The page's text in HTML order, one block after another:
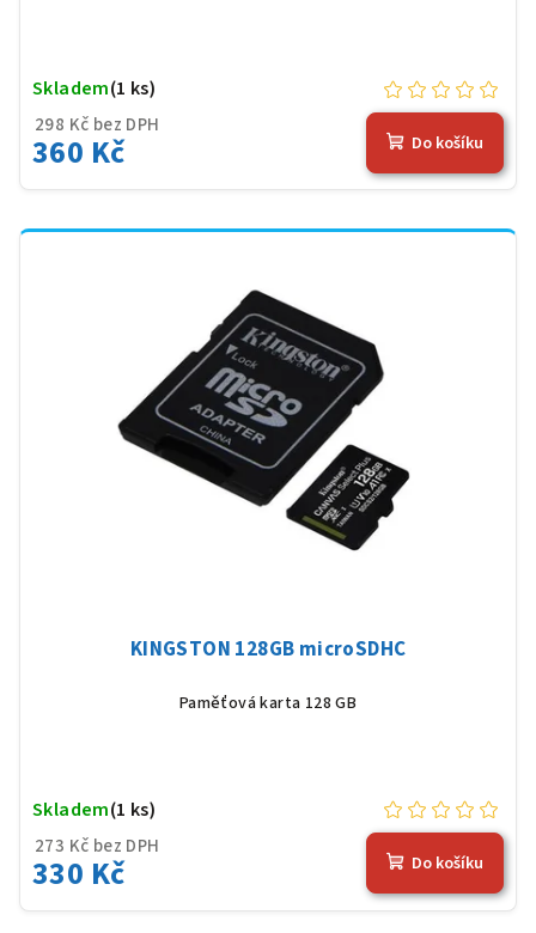
298 Kč bez DPH
360 Kč
Skladem(1 ks)
Do košíku
KINGSTON 128GB microSDHC
Paměťová karta 128 GB
273 Kč bez DPH
330 Kč
Skladem(1 ks)
Do košíku